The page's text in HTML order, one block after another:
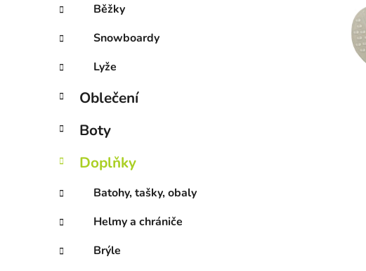
Běžky
Snowboardy
Lyže
Oblečení
Boty
Doplňky
Batohy, tašky, obaly
Helmy a chrániče
Brýle